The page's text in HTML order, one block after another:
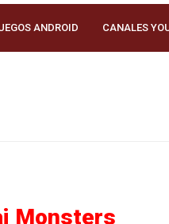
ANDROID CANALES
Monsters